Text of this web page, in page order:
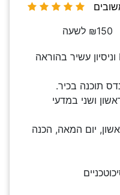
₪150 לשעה
תואר שני במדעי המחשב .M.Sc וניסיון עשיר בהוראה
תוכנה בכיר.
ושני במדעי
יום המאה, הכנה